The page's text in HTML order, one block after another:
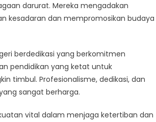
darurat. Mereka mengadakan
kesadaran dan mempromosikan budaya
berdedikasi yang berkomitmen
pendidikan yang ketat untuk
timbul. Profesionalisme, dedikasi, dan
sangat berharga.
vital dalam menjaga ketertiban dan